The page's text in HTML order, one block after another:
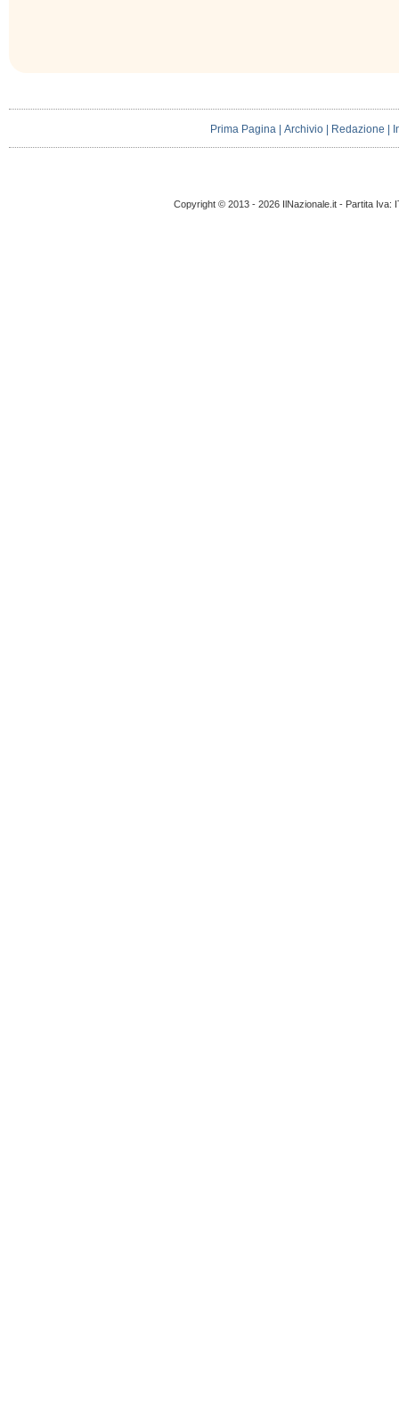
Prima Pagina |Archivio Redazione
Copyright © 2013 - 2026 IlNazionale.it - Partita Iva: